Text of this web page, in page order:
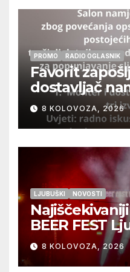
PROMO RADIO OGLASNIK
Favorit
dostavljač
izvršitelja
8 KOLOVOZA, 2026
LJUBUŠKI NOVOSTI
BEER FEST
9.kolovoza
8 KOLOVOZA, 2026